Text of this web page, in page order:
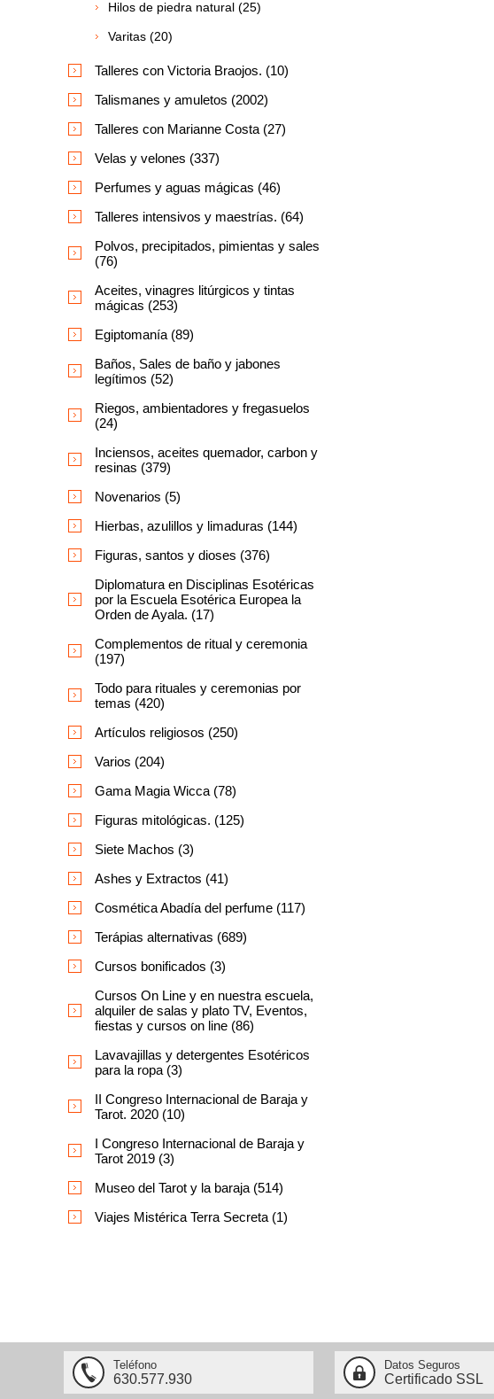
Hilos de piedra natural (25)
Varitas (20)
Talleres con Victoria Braojos. (10)
Talismanes y amuletos (2002)
Talleres con Marianne Costa (27)
Velas y velones (337)
Perfumes y aguas mágicas (46)
Talleres intensivos y maestrías. (64)
Polvos, precipitados, pimientas y sales
(76)
Aceites, vinagres litúrgicos y tintas
mágicas (253)
Egiptomanía (89)
Baños, Sales de baño y jabones
legítimos (52)
Riegos, ambientadores y fregasuelos
(24)
Inciensos, aceites quemador, carbon y
resinas (379)
Novenarios (5)
Hierbas, azulillos y limaduras (144)
Figuras, santos y dioses (376)
Diplomatura en Disciplinas Esotéricas
por la Escuela Esotérica Europea la
Orden de Ayala. (17)
Complementos de ritual y ceremonia
(197)
Todo para rituales y ceremonias por
temas (420)
Artículos religiosos (250)
Varios (204)
Gama Magia Wicca (78)
Figuras mitológicas. (125)
Siete Machos (3)
Ashes y Extractos (41)
Cosmética Abadía del perfume (117)
Terápias alternativas (689)
Cursos bonificados (3)
Cursos On Line y en nuestra escuela,
alquiler de salas y plato TV, Eventos,
fiestas y cursos on line (86)
Lavavajillas y detergentes Esotéricos
para la ropa (3)
II Congreso Internacional de Baraja y
Tarot. 2020 (10)
I Congreso Internacional de Baraja y
Tarot 2019 (3)
Museo del Tarot y la baraja (514)
Viajes Mistérica Terra Secreta (1)
Teléfono
630.577.930
Datos Seguros
Certificado SSL